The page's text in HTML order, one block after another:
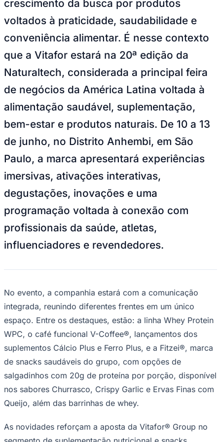
NBA
Fórmula 1
Tênis (ATP)
NHL
Vôlei
Brasileirão Série B
Copa do Brasil
Libertadores
Sul-Americana
Copa América
Champions League
Premier League
La Liga
Mundial 2026
Times - Ir direto
crescimento da busca por produtos
voltados à praticidade, saudabilidade e
conveniência alimentar. É nesse contexto
que a Vitafor estará na 20ª edição da
Naturaltech, considerada a principal feira
de negócios da América Latina voltada à
alimentação saudável, suplementação,
bem-estar e produtos naturais. De 10 a 13
de junho, no Distrito Anhembi, em São
Paulo, a marca apresentará experiências
imersivas, ativações interativas,
degustações, inovações e uma
programação voltada à conexão com
profissionais da saúde, atletas,
influenciadores e revendedores.
No evento, a companhia estará com a comunicação
integrada, reunindo diferentes frentes em um único
espaço. Entre os destaques, estão: a linha Whey Protein
WPC, o café funcional V-Coffee®, lançamentos dos
suplementos Cálcio Plus e Ferro Plus, e a Fitzei®, marca
de snacks saudáveis do grupo, com opções de
salgadinhos com 20g de proteína por porção, disponível
nos sabores Churrasco, Crispy Garlic e Ervas Finas com
Queijo, além das barrinhas de whey.
As novidades reforçam a aposta da Vitafor® Group no